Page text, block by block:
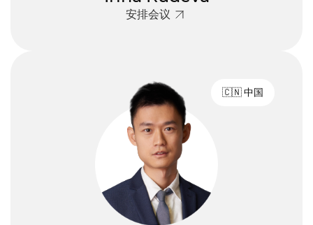
排
安排会议
🇨🇳 中国